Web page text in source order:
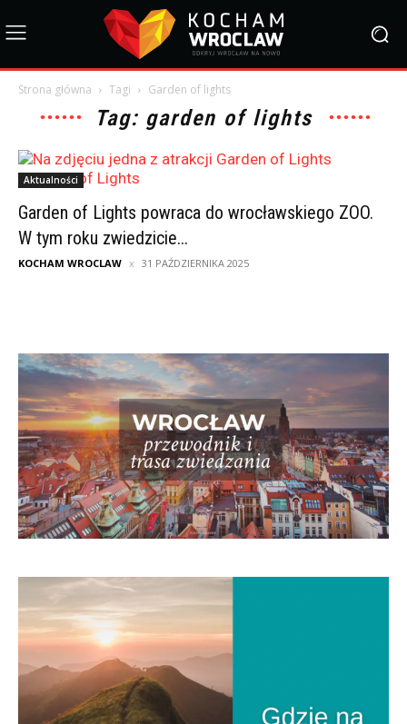
Strona główna Tagi Garden of lights
Tag: garden of lights
Aktualności
Garden of Lights powraca do wrocławskiego ZOO.
W tym roku zwiedzicie...
KOCHAM WROCLAW 31 PAŹDZIERNIKA 2025